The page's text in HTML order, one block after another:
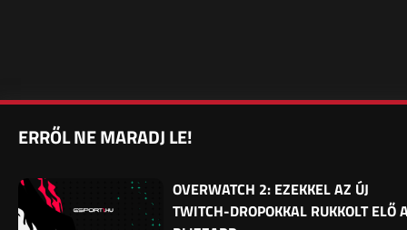
ERRŐL NE MARADJ LE!
OVERWATCH 2: EZEKKEL AZ ÚJ
TWITCH-DROPOKKAL RUKKOLT ELŐ